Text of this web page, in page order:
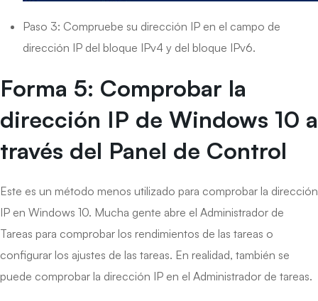
Paso 3: Compruebe su dirección IP en el campo de
dirección IP del bloque IPv4 y del bloque IPv6.
Forma 5: Comprobar la
dirección IP de Windows 10 a
través del Panel de Control
Este es un método menos utilizado para comprobar la dirección
IP en Windows 10. Mucha gente abre el Administrador de
Tareas para comprobar los rendimientos de las tareas o
configurar los ajustes de las tareas. En realidad, también se
puede comprobar la dirección IP en el Administrador de tareas.